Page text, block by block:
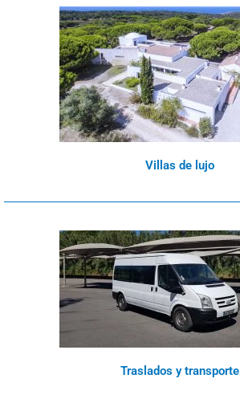
Villas de lujo
Traslados y transporte